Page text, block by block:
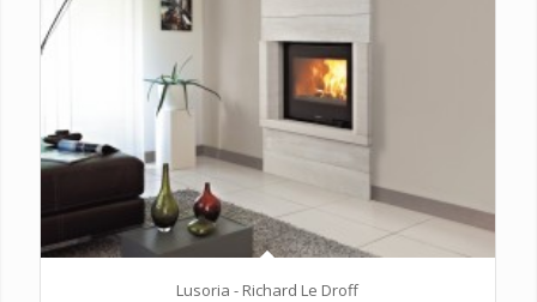
Lusoria - Richard Le Droff